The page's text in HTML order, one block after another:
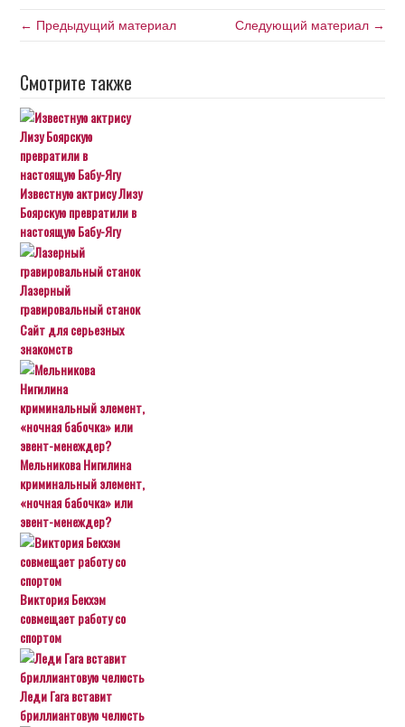
← Предыдущий материал Следующий материал →
Смотрите также
Известную актрису Лизу
Боярскую превратили в
настоящую Бабу-Ягу
Лазерный
гравировальный станок
Сайт для серьезных
знакомств
Мельникова Нигилина
криминальный элемент,
«ночная бабочка» или
эвент-менеждер?
Виктория Бекхэм
совмещает работу со
спортом
Леди Гага вставит
бриллиантовую челюсть